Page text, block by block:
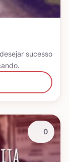
sucesso
0